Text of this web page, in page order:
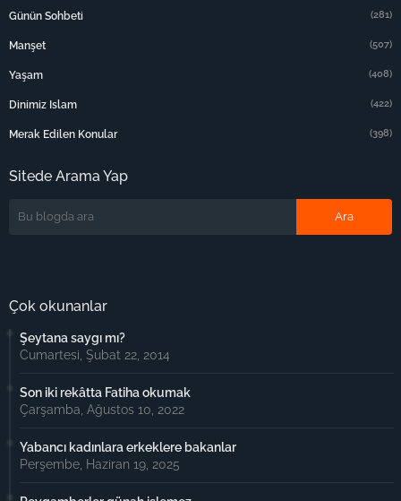
Günün Sohbeti (281)
Manşet (507)
Yaşam (408)
Dinimiz Islam (422)
Merak Edilen Konular (398)
Sitede Arama Yap
Çok okunanlar
Şeytana saygı mı?
Cumartesi, Şubat 22, 2014
Son iki rekâtta Fatiha okumak
Çarşamba, Ağustos 10, 2022
Yabancı kadınlara erkeklere bakanlar
Perşembe, Haziran 19, 2025